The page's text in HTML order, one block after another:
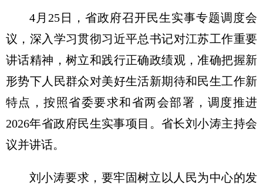
4月25日，省政府召开民生实事专题调度会
议，深入学习贯彻习近平总书记对江苏工作重要
讲话精神，树立和践行正确政绩观，准确把握新
形势下人民群众对美好生活新期待和民生工作新
特点，按照省委要求和省两会部署，调度推进
2026年省政府民生实事项目。省长刘小涛主持会
议并讲话。
刘小涛要求，要牢固树立以人民为中心的发